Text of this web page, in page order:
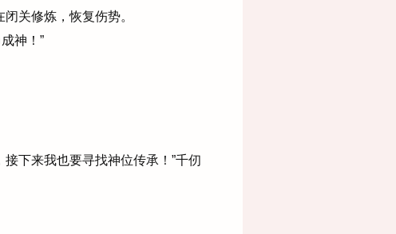
关修炼，恢复伤势。
神！”
下来我也要寻找神位传承！”千仞